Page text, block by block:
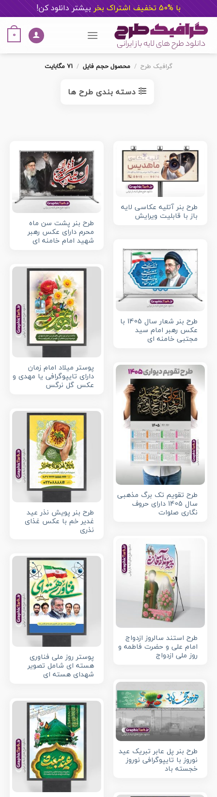
با %50 تخفیف اشتراک بخر بیشتر دانلود کن!
content
0
گرافیک طرح / محصول حجم فایل /
دسته بندی طرح ها
طرح بنر آتلیه عکاسی لایه
باز با قابلیت ویرایش
طرح بنر پشت سن ماه
محرم دارای عکس رهبر
شهید امام خامنه ای
طرح بنر شعار سال 1405 با
عکس رهبر امام سید
مجتبی خامنه ای
پوستر میلاد امام زمان
دارای تایپوگرافی یا مهدی و
عکس گل نرگس
طرح تقویم تک برگ مذهبی
سال 1405 دارای حروف
نگاری صلوات
طرح بنر پویش نذر عید
غدیر خم با عکس غذای
نذری
طرح استند سالروز ازدواج
امام علی و حضرت فاطمه و
روز ملی ازدواج
پوستر روز ملی فناوری
هسته ای شامل تصویر
شهدای هسته ای
طرح بنر پل عابر تبریک عید
نوروز با تایپوگرافی نوروز
خجسته باد